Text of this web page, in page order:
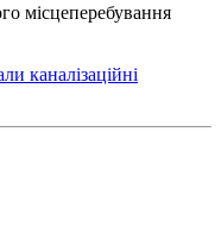
місцеперебування
каналізаційні